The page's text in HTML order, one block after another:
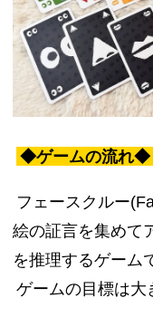
◆ゲームの流れ◆
フェースクルー
絵の証言を集めて
を推理するゲーム
ゲームの目標は大